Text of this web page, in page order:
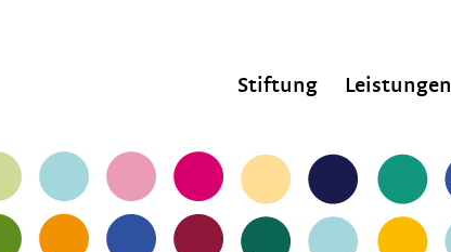
Stiftung Leistungen